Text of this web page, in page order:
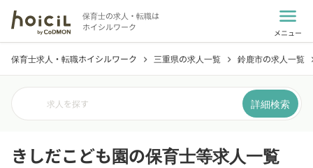
保育士の求人・転職は
ホイシルワーク
menu
メニュー
保育士求人・転職ホイシルワーク chevron_right 三重県の求人一覧 chevron_right 鈴鹿市の求人一覧
求人を探す 詳細検索
きしだこども園の保育士等求人一覧